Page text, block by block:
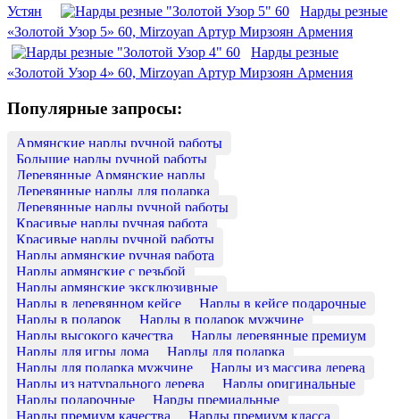
Устян
Нарды резные
«Золотой Узор 5» 60, Mirzoyan Артур Мирзоян Армения
Нарды резные
«Золотой Узор 4» 60, Mirzoyan Артур Мирзоян Армения
Популярные запросы:
Армянские нарды ручной работы
Большие нарды ручной работы
Деревянные Армянские нарды
Деревянные нарды для подарка
Деревянные нарды ручной работы
Красивые нарды ручная работа
Красивые нарды ручной работы
Нарды армянские ручная работа
Нарды армянские с резьбой
Нарды армянские эксклюзивные
Нарды в деревянном кейсе
Нарды в кейсе подарочные
Нарды в подарок
Нарды в подарок мужчине
Нарды высокого качества
Нарды деревянные премиум
Нарды для игры дома
Нарды для подарка
Нарды для подарка мужчине
Нарды из массива дерева
Нарды из натурального дерева
Нарды оригинальные
Нарды подарочные
Нарды премиальные
Нарды премиум качества
Нарды премиум класса